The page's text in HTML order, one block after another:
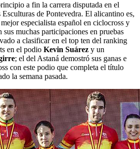
a fin la carrera disputada en el
de Pontevedra. El alicantino es,
especialista español en ciclocross y
sus muchas participaciones en pruebas
a clasificar en el top ten del ranking
en el podio Kevin Suárez y un
; el del Astaná demostró sus ganas e
con este podio que completa el título
la semana pasada.